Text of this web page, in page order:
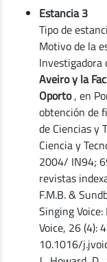
Estancia 3
Tipo de
Motivo de la
Investigadora
Aveiro y la
Oporto, en
obtención de
de Ciencias y
Ciencia y
2004/ IN94;
revistas
F.M.B. &
Singing
Voice, 26 (4):
10.1016/